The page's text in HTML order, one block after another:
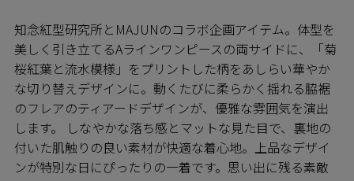
知念紅型研究所とMAJUNのコラボ企画アイテム。体型を
美しく引き立てるAラインワンピースの両サイドに、「菊
桜紅葉と流水模様」をプリントした柄をあしらい華やか
な切り替えデザインに。動くたびに柔らかく揺れる脇裾
のフレアのティアードデザインが、優雅な雰囲気を演出
します。 しなやかな落ち感とマットな見た目で、裏地の
付いた肌触りの良い素材が快適な着心地。上品なデザイ
ンが特別な日にぴったりの一着です。思い出に残る素敵